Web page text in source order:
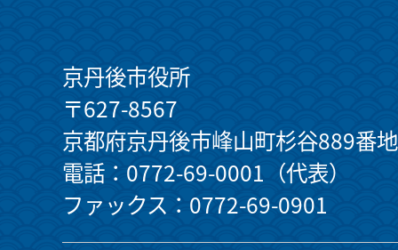
京丹後市役所
〒627-8567
京都府京丹後市峰山町杉谷889番地
電話：0772-69-0001（代表）
ファックス：0772-69-0901